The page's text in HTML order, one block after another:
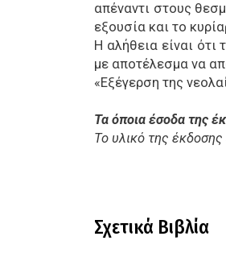
απέναντι στους
εξουσία και το
Η αλήθεια είναι
με αποτέλεσμα να
«Εξέγερση της
Τα όποια έσοδα της
Το υλικό της
Σχετικά Βιβλία